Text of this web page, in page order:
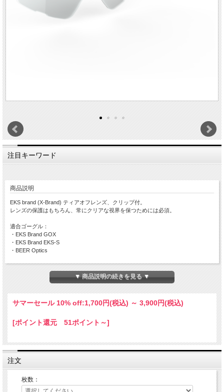
注目キーワード
商品説明
EKS brand (X-Brand) ティアオフレンズ、クリップ付。
レンズの保護はもちろん、常にクリアな視界を保つためには必須。
適合ゴーグル：
・EKS Brand GOX
・EKS Brand EKS-S
・BEER Optics
品番と入数：
067-40300（10枚）
067-40320（20枚）
067-40350（50枚）
▼ 商品説明の続きを見る ▼
サマーセール 10% off:1,700円(税込) ～ 3,900円(税込)
[ポイント還元 51ポイント～]
注文
枚数：